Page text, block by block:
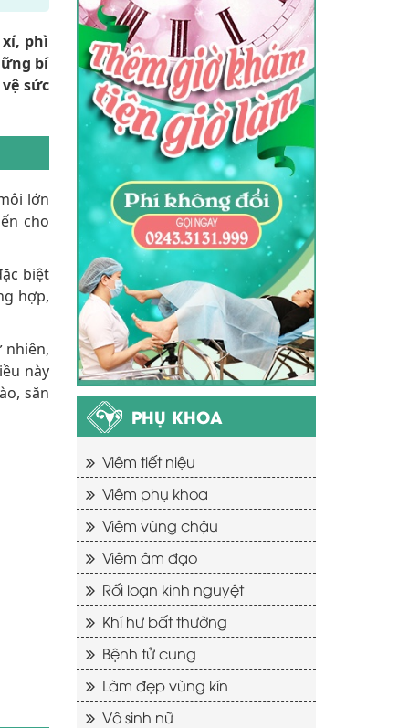
phì
bí
sức
lớn
cho
biệt
hợp,
nhiên,
này
săn
PHỤ KHOA
Viêm tiết niệu
Viêm phụ khoa
Viêm vùng chậu
Viêm âm đạo
Rối loạn kinh nguyệt
Khí hư bất thường
Bệnh tử cung
Làm đẹp vùng kín
Vô sinh nữ